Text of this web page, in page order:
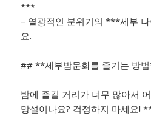
***
– 열광적인 분위기의 ***세부
요.
## **세부밤문화를 즐기는 방
밤에 즐길 거리가 너무 많아서
망설이나요? 걱정하지 마세요!